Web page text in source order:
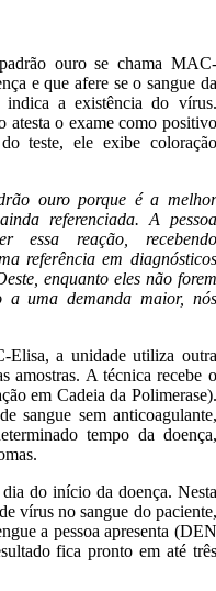
ouro se chama MAC-
e que afere se o sangue da
indica a existência do vírus.
atesta o exame como positivo
teste, ele exibe coloração
ouro porque é a melhor
referenciada. A pessoa
essa reação, recebendo
referência em diagnósticos
enquanto eles não forem
a uma demanda maior, nós
a unidade utiliza outra
amostras. A técnica recebe o
em Cadeia da Polimerase).
sangue sem anticoagulante,
tempo da doença,
do início da doença. Nesta
vírus no sangue do paciente,
a pessoa apresenta (DEN
fica pronto em até três